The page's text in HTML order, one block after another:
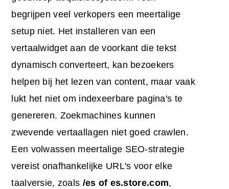
begrijpen veel verkopers een meertalige
setup niet. Het installeren van een
vertaalwidget aan de voorkant die tekst
dynamisch converteert, kan bezoekers
helpen bij het lezen van content, maar vaak
lukt het niet om indexeerbare pagina's te
genereren. Zoekmachines kunnen
zwevende vertaallagen niet goed crawlen.
Een volwassen meertalige SEO-strategie
vereist onafhankelijke URL's voor elke
taalversie, zoals /es of es.store.com,